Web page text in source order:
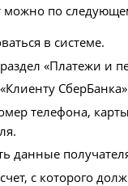
можно по
в системе.
«Платежи и
телефона,
данные
с которого